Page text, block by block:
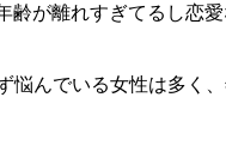
齢が離れすぎてるし恋愛
悩んでいる女性は多く